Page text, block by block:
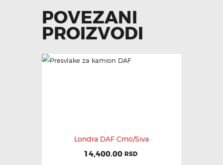
POVEZANI
PROIZVODI
Londra DAF Crno/Siva
14,400.00 RSD